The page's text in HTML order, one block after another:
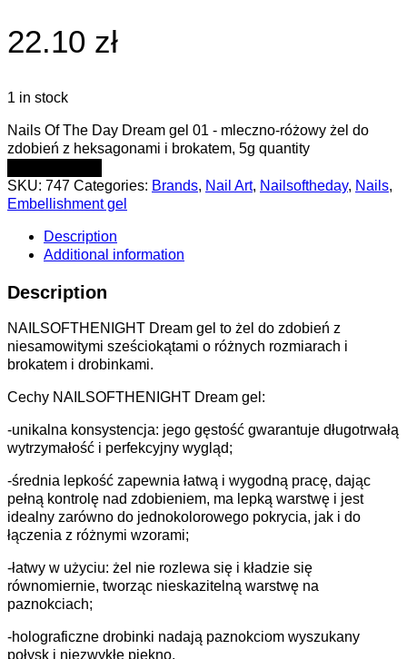
22.10 zł
1 in stock
Nails Of The Day Dream gel 01 - mleczno-różowy żel do
zdobień z heksagonami i brokatem, 5g quantity
SKU: 747 Categories: Brands, Nail Art, Nailsoftheday, Nails,
Embellishment gel
Description
Additional information
Description
NAILSOFTHENIGHT Dream gel to żel do zdobień z
niesamowitymi sześciokątami o różnych rozmiarach i
brokatem i drobinkami.
Cechy NAILSOFTHENIGHT Dream gel:
-unikalna konsystencja: jego gęstość gwarantuje długotrwałą
wytrzymałość i perfekcyjny wygląd;
-średnia lepkość zapewnia łatwą i wygodną pracę, dając
pełną kontrolę nad zdobieniem, ma lepką warstwę i jest
idealny zarówno do jednokolorowego pokrycia, jak i do
łączenia z różnymi wzorami;
-łatwy w użyciu: żel nie rozlewa się i kładzie się
równomiernie, tworząc nieskazitelną warstwę na
paznokciach;
-holograficzne drobinki nadają paznokciom wyszukany
połysk i niezwykłe piękno.